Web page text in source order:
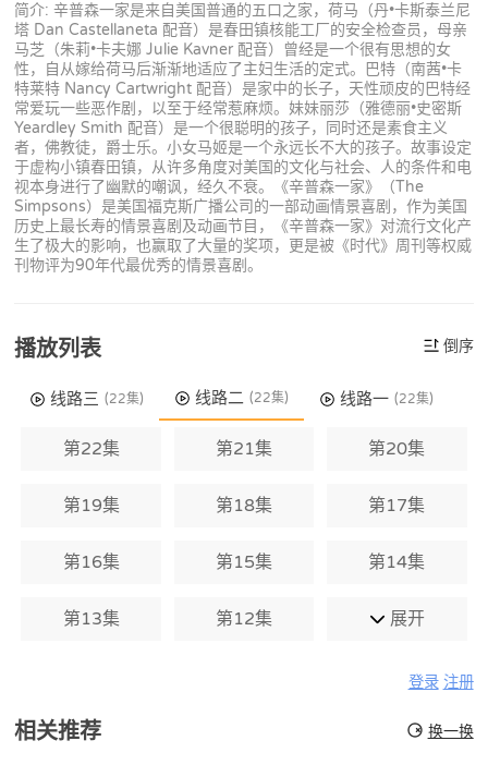
简介: 辛普森一家是来自美国普通的五口之家，荷马（丹•卡斯泰兰尼
塔 Dan Castellaneta 配音）是春田镇核能工厂的安全检查员，母亲
马芝（朱莉•卡夫娜 Julie Kavner 配音）曾经是一个很有思想的女
性，自从嫁给荷马后渐渐地适应了主妇生活的定式。巴特（南茜•卡
特莱特 Nancy Cartwright 配音）是家中的长子，天性顽皮的巴特经
常爱玩一些恶作剧，以至于经常惹麻烦。妹妹丽莎（雅德丽•史密斯
Yeardley Smith 配音）是一个很聪明的孩子，同时还是素食主义
者，佛教徒，爵士乐。小女马姬是一个永远长不大的孩子。故事设定
于虚构小镇春田镇，从许多角度对美国的文化与社会、人的条件和电
视本身进行了幽默的嘲讽，经久不衰。《辛普森一家》（The
Simpsons）是美国福克斯广播公司的一部动画情景喜剧，作为美国
历史上最长寿的情景喜剧及动画节目，《辛普森一家》对流行文化产
生了极大的影响，也赢取了大量的奖项，更是被《时代》周刊等权威
刊物评为90年代最优秀的情景喜剧。
播放列表 倒序
线路三 (22集) 线路二 (22集) 线路一 (22集)
第22集 第21集 第20集
第19集 第18集 第17集
第16集 第15集 第14集
第13集 第12集 展开
登录 注册
相关推荐 换一换